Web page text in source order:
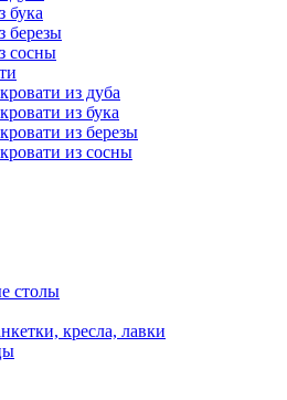
бука
березы
сосны
из дуба
из бука
из березы
из сосны
столы
кресла, лавки